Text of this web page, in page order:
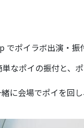
ポイラボ出演・振
なポイの振付と、
に会場でポイを回